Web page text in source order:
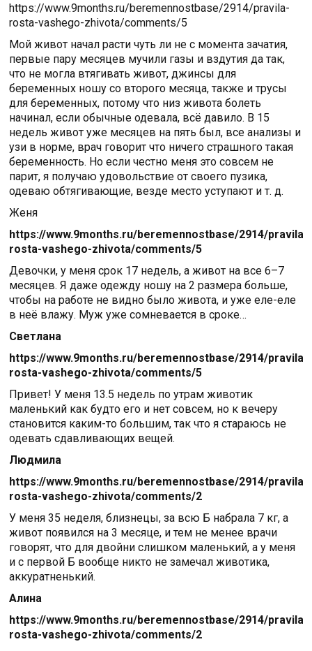
https://www.9months.ru/beremennostbase/2914/pravila-
rosta-vashego-zhivota/comments/5
Мой живот начал расти чуть ли не с момента зачатия,
первые пару месяцев мучили газы и вздутия да так,
что не могла втягивать живот, джинсы для
беременных ношу со второго месяца, также и трусы
для беременных, потому что низ живота болеть
начинал, если обычные одевала, всё давило. В 15
недель живот уже месяцев на пять был, все анализы и
узи в норме, врач говорит что ничего страшного такая
беременность. Но если честно меня это совсем не
парит, я получаю удовольствие от своего пузика,
одеваю обтягивающие, везде место уступают и т. д.
Женя
https://www.9months.ru/beremennostbase/2914/pravila-
rosta-vashego-zhivota/comments/5
Девочки, у меня срок 17 недель, а живот на все 6–7
месяцев. Я даже одежду ношу на 2 размера больше,
чтобы на работе не видно было живота, и уже еле-еле
в неё влажу. Муж уже сомневается в сроке…
Светлана
https://www.9months.ru/beremennostbase/2914/pravila-
rosta-vashego-zhivota/comments/5
Привет! У меня 13.5 недель по утрам животик
маленький как будто его и нет совсем, но к вечеру
становится каким-то большим, так что я стараюсь не
одевать сдавливающих вещей.
Людмила
https://www.9months.ru/beremennostbase/2914/pravila-
rosta-vashego-zhivota/comments/2
У меня 35 неделя, близнецы, за всю Б набрала 7 кг, а
живот появился на 3 месяце, и тем не менее врачи
говорят, что для двойни слишком маленький, а у меня
и с первой Б вообще никто не замечал животика,
аккуратненький.
Алина
https://www.9months.ru/beremennostbase/2914/pravila-
rosta-vashego-zhivota/comments/2